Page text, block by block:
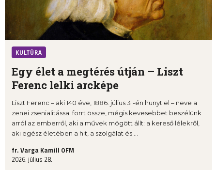
KULTÚRA
Egy élet a megtérés útján – Liszt
Ferenc lelki arcképe
Liszt Ferenc – aki 140 éve, 1886. július 31-én hunyt el – neve a
zenei zsenialitással forrt össze, mégis kevesebbet beszélünk
arról az emberről, aki a művek mögött állt: a kereső lélekről,
aki egész életében a hit, a szolgálat és ...
fr. Varga Kamill OFM
2026. július 28.